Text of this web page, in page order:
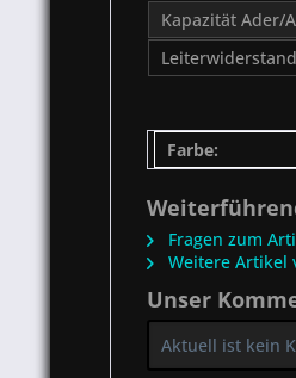
Kapazität Ader/
Farbe:
Fragen zum
Weitere Artikel
Unser
Aktuell ist kein